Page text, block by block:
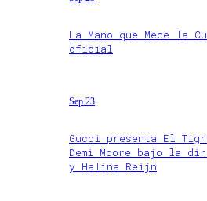
La Mano que Mece la
oficial
Sep 23
Gucci presenta El
Demi Moore bajo la
y Halina Reijn